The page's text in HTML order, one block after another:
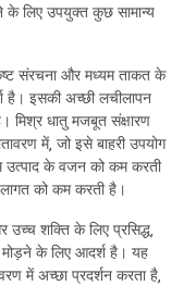
के लिए उपयुक्त कुछ सामान्य
संरचना और मध्यम ताकत के
है। इसकी अच्छी लचीलापन
मिश्र धातु मजबूत संक्षारण
में, जो इसे बाहरी उपयोग
उत्पाद के वजन को कम करती
को कम करती है।
उच्च शक्ति के लिए प्रसिद्ध,
मोड़ने के लिए आदर्श है। यह
में अच्छा प्रदर्शन करता है,